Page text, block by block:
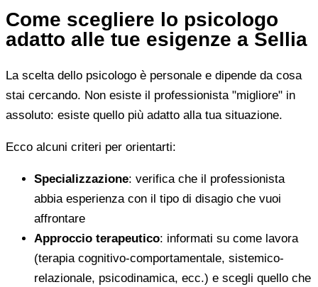
Come scegliere lo psicologo
adatto alle tue esigenze a Sellia
La scelta dello psicologo è personale e dipende da cosa
stai cercando. Non esiste il professionista "migliore" in
assoluto: esiste quello più adatto alla tua situazione.
Ecco alcuni criteri per orientarti:
Specializzazione: verifica che il professionista
abbia esperienza con il tipo di disagio che vuoi
affrontare
Approccio terapeutico: informati su come lavora
(terapia cognitivo-comportamentale, sistemico-
relazionale, psicodinamica, ecc.) e scegli quello che